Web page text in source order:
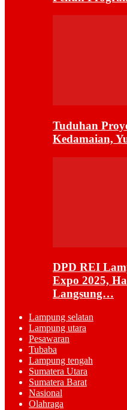
Tuduhan
Kedamaian,
DPD REI
Expo 2025,
Langsung…
Lampung selatan
Lampung utara
Pesawaran
Tubaba
Lampung tengah
Sumatera Utara
Sumatera Barat
Nasional
Olahraga